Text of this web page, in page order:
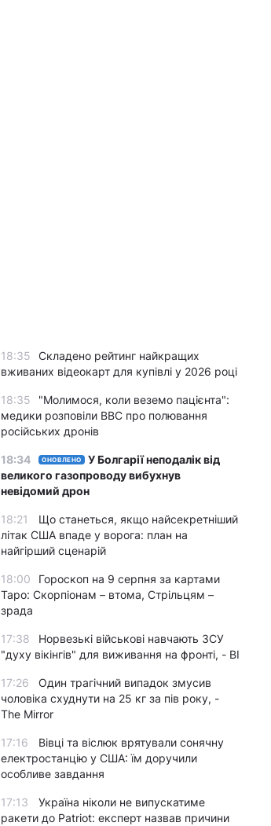
18:35
Складено рейтинг найкращих
вживаних відеокарт для купівлі у 2026 році
18:35
"Молимося, коли веземо пацієнта":
медики розповіли BBC про полювання
російських дронів
18:34 ОНОВЛЕНО
У Болгарії неподалік від
великого газопроводу вибухнув
невідомий дрон
18:21
Що станеться, якщо найсекретніший
літак США впаде у ворога: план на
найгірший сценарій
18:00
Гороскоп на 9 серпня за картами
Таро: Скорпіонам – втома, Стрільцям –
зрада
17:38
Норвезькі військові навчають ЗСУ
"духу вікінгів" для виживання на фронті, - BI
17:26
Один трагічний випадок змусив
чоловіка схуднути на 25 кг за пів року, -
The Mirror
17:16
Вівці та віслюк врятували сонячну
електростанцію у США: їм доручили
особливе завдання
17:13
Україна ніколи не випускатиме
ракети до Patriot: експерт назвав причини